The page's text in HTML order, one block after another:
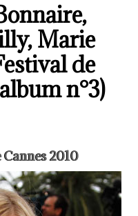
Marie
de
n°3)
2010